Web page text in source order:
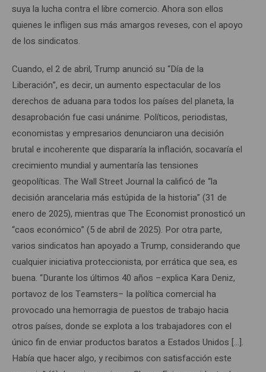
suya la lucha contra el libre comercio. Ahora son ellos
quienes le infligen sus más amargos reveses, con el apoyo
de los sindicatos.
Cuando, el 2 de abril, Trump anunció su “Día de la
Liberación”, es decir, un aumento espectacular de los
derechos de aduana para todos los países del planeta, la
desaprobación fue casi unánime. Políticos, periodistas,
economistas y empresarios denunciaron una decisión
brutal e incoherente que dispararía la inflación, socavaría el
crecimiento mundial y aumentaría las tensiones
geopolíticas. The Wall Street Journal la calificó de “la
decisión arancelaria más estúpida de la historia” (31 de
enero de 2025), mientras que The Economist pronosticó un
“caos económico” (5 de abril de 2025). Por otra parte,
varios sindicatos han apoyado a Trump, considerando que
cualquier iniciativa proteccionista, por errática que sea, es
buena. “Durante los últimos 40 años –explica Kara Deniz,
portavoz de los Teamsters– la política comercial ha
provocado una hemorragia de puestos de trabajo hacia
otros países, donde se explota a los trabajadores con el
único fin de enviar productos baratos a Estados Unidos […].
Había que hacer algo, y recibimos con satisfacción este